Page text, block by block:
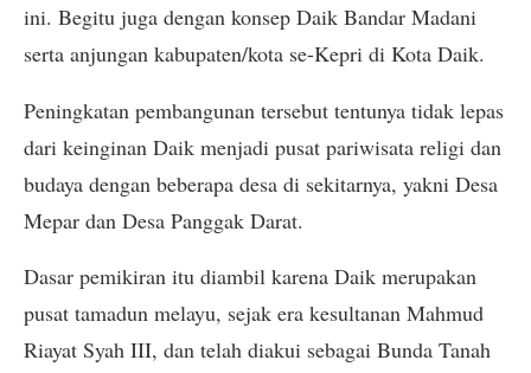
ini. Begitu juga dengan konsep Daik Bandar Madani
serta anjungan kabupaten/kota se-Kepri di Kota Daik.
Peningkatan pembangunan tersebut tentunya tidak lepas
dari keinginan Daik menjadi pusat pariwisata religi dan
budaya dengan beberapa desa di sekitarnya, yakni Desa
Mepar dan Desa Panggak Darat.
Dasar pemikiran itu diambil karena Daik merupakan
pusat tamadun melayu, sejak era kesultanan Mahmud
Riayat Syah III, dan telah diakui sebagai Bunda Tanah